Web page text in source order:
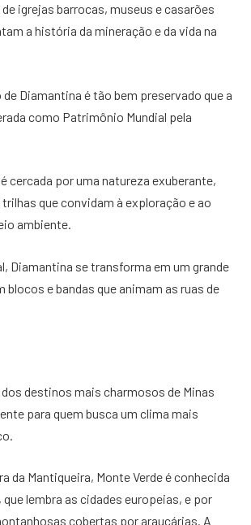
igrejas barrocas, museus e casarões
a história da mineração e da vida na
Diamantina é tão bem preservado que a
como Patrimônio Mundial pela
cercada por uma natureza exuberante,
que convidam à exploração e ao
ambiente.
Diamantina se transforma em um grande
blocos e bandas que animam as ruas de
dos destinos mais charmosos de Minas
para quem busca um clima mais
da Mantiqueira, Monte Verde é conhecida
lembra as cidades europeias, e por
cobertas por araucárias. A